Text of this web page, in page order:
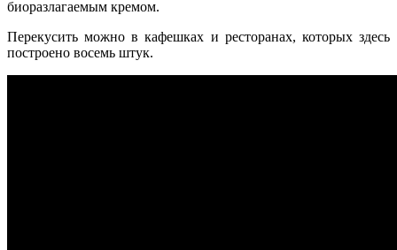
биоразлагаемым кремом.
Перекусить можно в кафешках и ресторанах, которых здесь
построено восемь штук.